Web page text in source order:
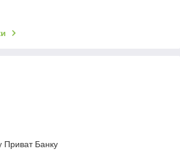
Приват Банку